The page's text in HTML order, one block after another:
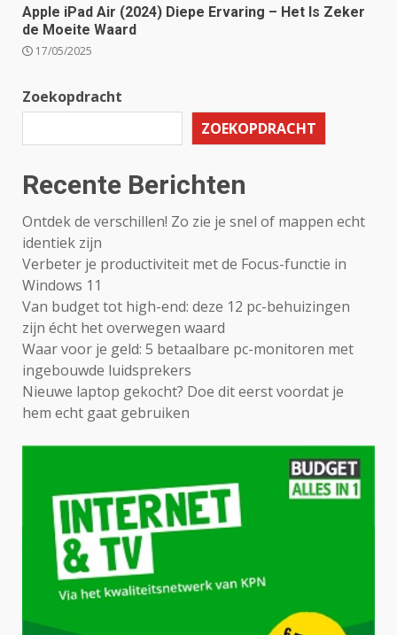
Apple iPad Air (2024) Diepe Ervaring – Het Is Zeker
de Moeite Waard
17/05/2025
Zoekopdracht
ZOEKOPDRACHT
Recente Berichten
Ontdek de verschillen! Zo zie je snel of mappen echt
identiek zijn
Verbeter je productiviteit met de Focus-functie in
Windows 11
Van budget tot high-end: deze 12 pc-behuizingen
zijn écht het overwegen waard
Waar voor je geld: 5 betaalbare pc-monitoren met
ingebouwde luidsprekers
Nieuwe laptop gekocht? Doe dit eerst voordat je
hem echt gaat gebruiken